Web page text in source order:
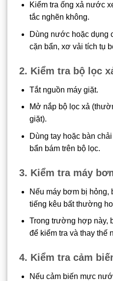
Kiểm tra ống xả nước
tắc nghẽn không.
Dùng nước hoặc dụng
cặn bẩn, xơ vải tích tụ
2. Kiểm tra bộ lọc
Tắt nguồn máy giặt.
Mở nắp bộ lọc xả
giặt).
Dùng tay hoặc bàn
bẩn bám trên bộ lọc.
3. Kiểm tra máy
Nếu máy bơm bị hỏng,
tiếng kêu bất thường
Trong trường hợp này,
để kiểm tra và thay thế
4. Kiểm tra cảm
Nếu cảm biến mực